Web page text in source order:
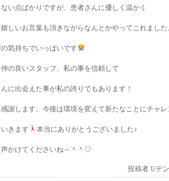
い点ばかりですが、患者さんに優しく温かく
嬉しいお言葉も頂きながらなんとかやってこれました
気持ちでいっぱいです
の良いスタッフ、私の事を信頼して
に出会えた事が私の誇り でもあります ！
謝し ます。 今後は環境を変えて新たなことにチャレ
き ます 本当にありがとうございました♪
かけてくださいね～＾＾♡
投稿者 Uデ